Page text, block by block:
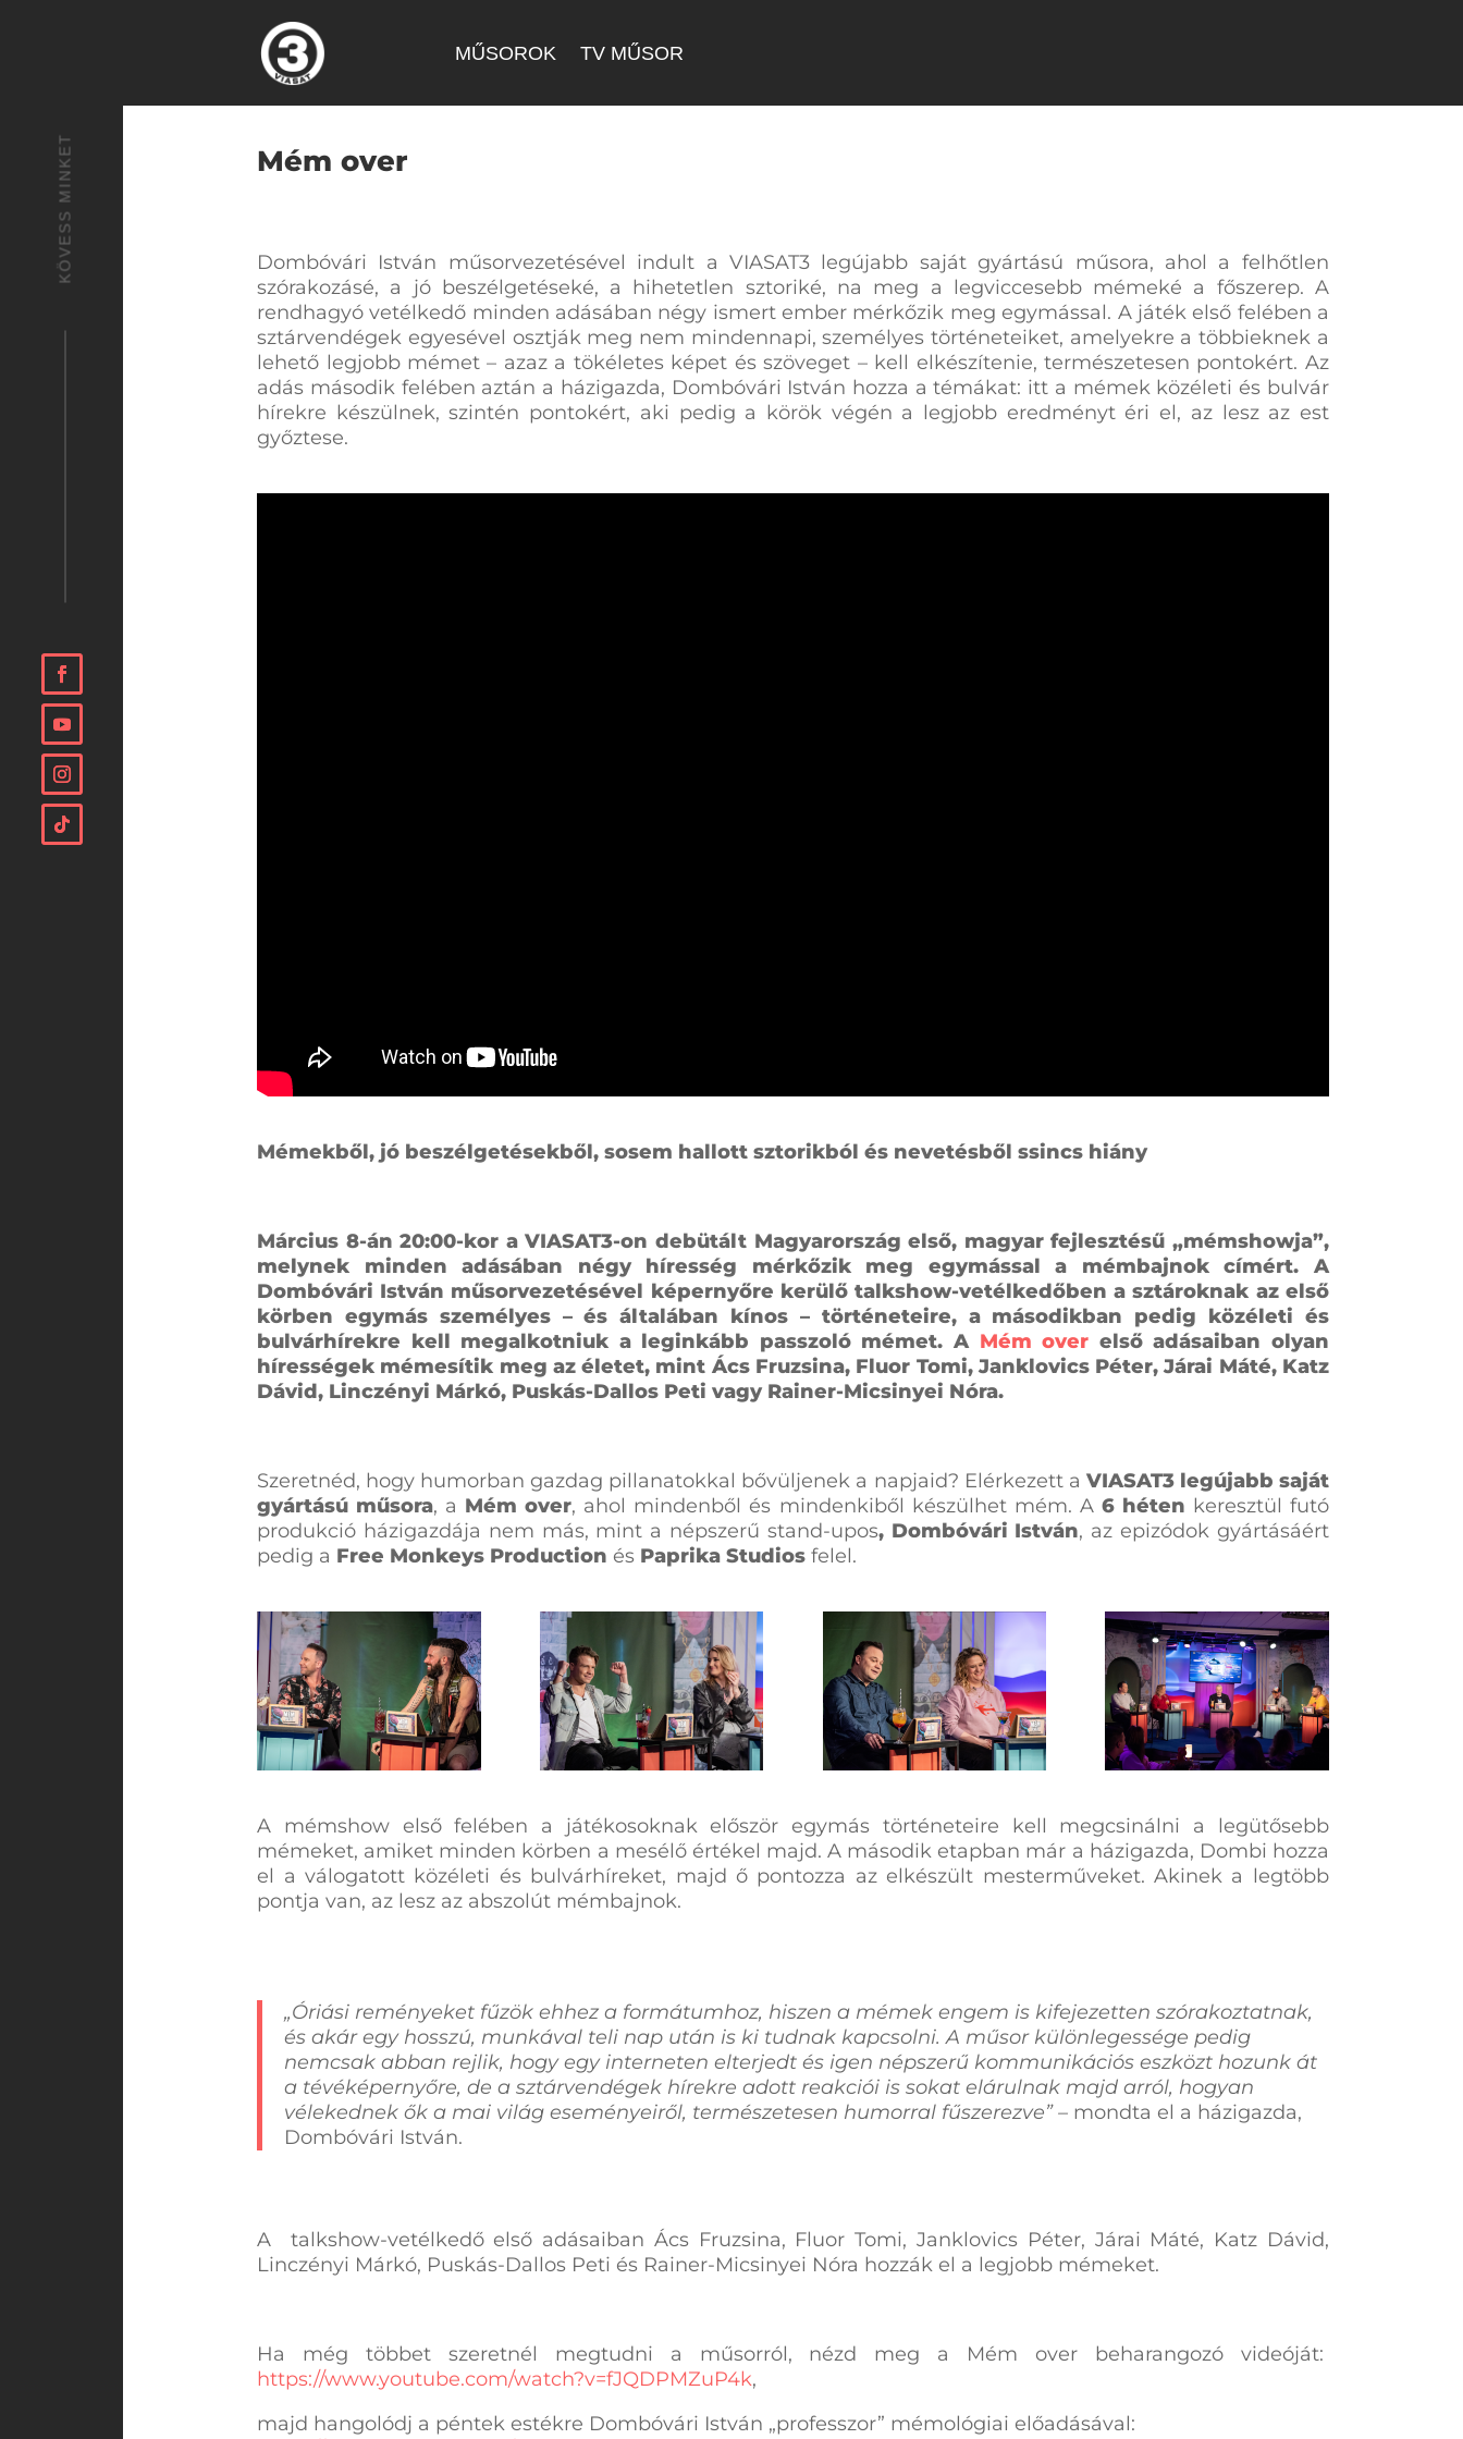
KÖVESS MINKET
MŰSOROK TV MŰSOR
Mém over
Dombóvári István műsorvezetésével indult a VIASAT3 legújabb saját gyártású műsora, ahol a felhőtlen
szórakozásé, a jó beszélgetéseké, a hihetetlen sztoriké, na meg a legviccesebb mémeké a főszerep. A
rendhagyó vetélkedő minden adásában négy ismert ember mérkőzik meg egymással. A játék első felében a
sztárvendégek egyesével osztják meg nem mindennapi, személyes történeteiket, amelyekre a többieknek a
lehető legjobb mémet – azaz a tökéletes képet és szöveget – kell elkészítenie, természetesen pontokért. Az
adás második felében aztán a házigazda, Dombóvári István hozza a témákat: itt a mémek közéleti és bulvár
hírekre készülnek, szintén pontokért, aki pedig a körök végén a legjobb eredményt éri el, az lesz az est
győztese.
Mémekből, jó beszélgetésekből, sosem hallott sztorikból és nevetésből ssincs hiány
Március 8-án 20:00-kor a VIASAT3-on debütált Magyarország első, magyar fejlesztésű „mémshowja”,
melynek minden adásában négy híresség mérkőzik meg egymással a mémbajnok címért. A
Dombóvári István műsorvezetésével képernyőre kerülő talkshow-vetélkedőben a sztároknak az első
körben egymás személyes – és általában kínos – történeteire, a másodikban pedig közéleti és
bulvárhírekre kell megalkotniuk a leginkább passzoló mémet. A Mém over első adásaiban olyan
hírességek mémesítik meg az életet, mint Ács Fruzsina, Fluor Tomi, Janklovics Péter, Járai Máté, Katz
Dávid, Linczényi Márkó, Puskás-Dallos Peti vagy Rainer-Micsinyei Nóra.
Szeretnéd, hogy humorban gazdag pillanatokkal bővüljenek a napjaid? Elérkezett a VIASAT3 legújabb saját
gyártású műsora, a Mém over, ahol mindenből és mindenkiből készülhet mém. A 6 héten keresztül futó
produkció házigazdája nem más, mint a népszerű stand-upos, Dombóvári István, az epizódok gyártásáért
pedig a Free Monkeys Production és Paprika Studiosfelel.
A mémshow első felében a játékosoknak először egymás történeteire kell megcsinálni a legütősebb
mémeket, amiket minden körben a mesélő értékel majd. A második etapban már a házigazda, Dombi hozza
el a válogatott közéleti és bulvárhíreket, majd ő pontozza az elkészült mesterműveket. Akinek a legtöbb
pontja van, az lesz az abszolút mémbajnok.
„Óriási reményeket fűzök ehhez a formátumhoz, hiszen a mémek engem is kifejezetten szórakoztatnak,
és akár egy hosszú, munkával teli nap után is ki tudnak kapcsolni. A műsor különlegessége pedig
nemcsak abban rejlik, hogy egy interneten elterjedt és igen népszerű kommunikációs eszközt hozunk át
a tévéképernyőre, de a sztárvendégek hírekre adott reakciói is sokat elárulnak majd arról, hogyan
vélekednek ők a mai világ eseményeiről, természetesen humorral fűszerezve” – mondta el a házigazda,
Dombóvári István.
A talkshow-vetélkedő első adásaiban Ács Fruzsina, Fluor Tomi, Janklovics Péter, Járai Máté, Katz Dávid,
Linczényi Márkó, Puskás-Dallos Peti és Rainer-Micsinyei Nóra hozzák el a legjobb mémeket.
Ha még többet szeretnél megtudni a műsorról, nézd meg a Mém over beharangozó videóját:
https://www.youtube.com/watch?v=fJQDPMZuP4k,
majd hangolódj a péntek estékre Dombóvári István „professzor” mémológiai előadásával: